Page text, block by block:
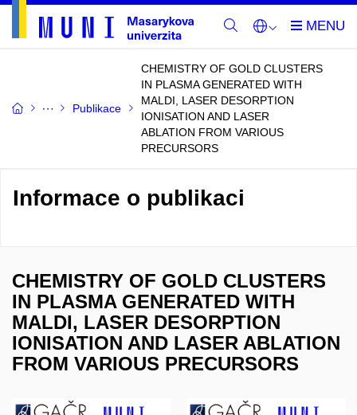
Publikace
CHEMISTRY OF GOLD CLUSTERS
IN PLASMA GENERATED WITH
MALDI, LASER DESORPTION
IONISATION AND LASER
ABLATION FROM VARIOUS
PRECURSORS
Informace o publikaci
CHEMISTRY OF GOLD CLUSTERS
IN PLASMA GENERATED WITH
MALDI, LASER DESORPTION
IONISATION AND LASER ABLATION
FROM VARIOUS PRECURSORS